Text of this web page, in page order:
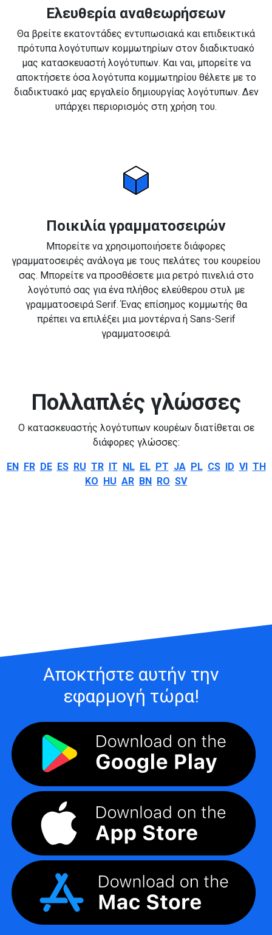
Ελευθερία αναθεωρήσεων
Θα βρείτε εκατοντάδες εντυπωσιακά και επιδεικτικά
πρότυπα λογότυπων κομμωτηρίων στον διαδικτυακό
μας κατασκευαστή λογότυπων. Και ναι, μπορείτε να
αποκτήσετε όσα λογότυπα κομμωτηρίου θέλετε με το
διαδικτυακό μας εργαλείο δημιουργίας λογότυπων. Δεν
υπάρχει περιορισμός στη χρήση του.
Ποικιλία γραμματοσειρών
Μπορείτε να χρησιμοποιήσετε διάφορες
γραμματοσειρές ανάλογα με τους πελάτες του κουρείου
σας. Μπορείτε να προσθέσετε μια ρετρό πινελιά στο
λογότυπό σας για ένα πλήθος ελεύθερου στυλ με
γραμματοσειρά Serif. Ένας επίσημος κομμωτής θα
πρέπει να επιλέξει μια μοντέρνα ή Sans-Serif
γραμματοσειρά.
Πολλαπλές γλώσσες
Ο κατασκευαστής λογότυπων κουρέων διατίθεται σε
διάφορες γλώσσες:
EN FR DE ES RU TR IT NL EL PT JA PL CS ID VI TH
KO HU AR BN RO SV
Αποκτήστε αυτήν την
εφαρμογή τώρα!